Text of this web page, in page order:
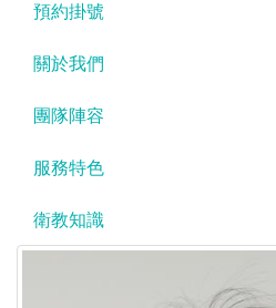
預約掛號
關於我們
團隊陣容
服務特色
衛教知識